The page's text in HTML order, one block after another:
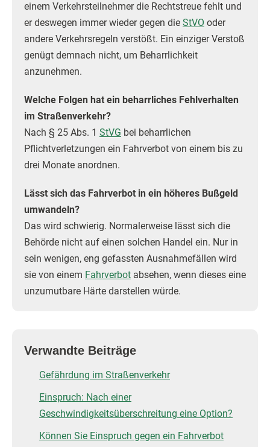
einem Verkehrsteilnehmer die Rechtstreue fehlt und
er deswegen immer wieder gegen die StVO oder
andere Verkehrsregeln verstößt. Ein einziger Verstoß
genügt demnach nicht, um Beharrlichkeit
anzunehmen.
Welche Folgen hat ein beharrliches Fehlverhalten
im Straßenverkehr?
Nach § 25 Abs. 1 StVG bei beharrlichen
Pflichtverletzungen ein Fahrverbot von einem bis zu
drei Monate anordnen.
Lässt sich das Fahrverbot in ein höheres Bußgeld
umwandeln?
Das wird schwierig. Normalerweise lässt sich die
Behörde nicht auf einen solchen Handel ein. Nur in
sein wenigen, eng gefassten Ausnahmefällen wird
sie von einem Fahrverbot absehen, wenn dieses eine
unzumutbare Härte darstellen würde.
Verwandte Beiträge
Gefährdung im Straßenverkehr
Einspruch: Nach einer
Geschwindigkeitsüberschreitung eine Option?
Können Sie Einspruch gegen ein Fahrverbot